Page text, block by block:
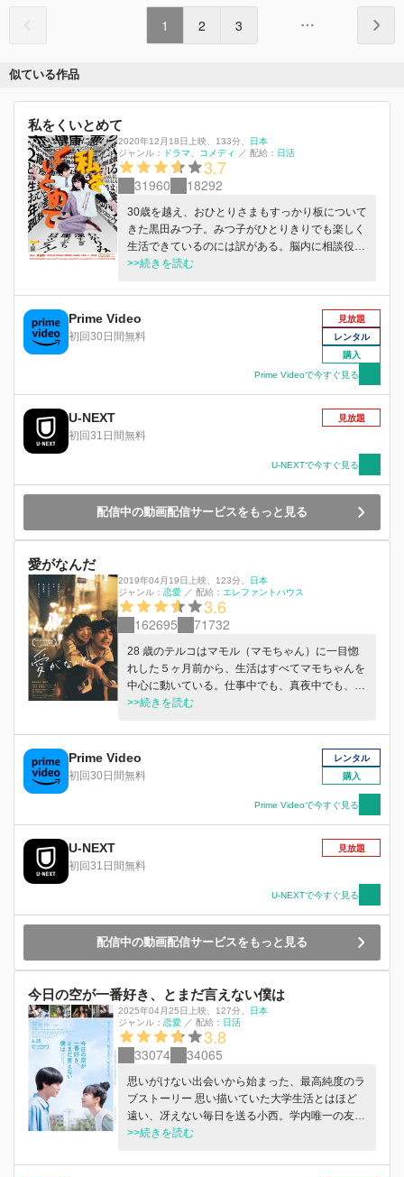
1 2 3
似ている作品
私をくいとめて
2020年12月18日上映 133分
日本
ジャンル：
ドラマ コメディ ／ 配給： 日活
3.7
31960 18292
30歳を越え、おひとりさまもすっかり板について
きた黒田みつ子。みつ子がひとりきりでも楽しく
生活できているのには訳がある。脳内に相談役
「A」がいるのだ。人間関係や身の振り方に迷っ
ンサーをくれる。「A」と一緒に平和なおひとり
さまライフがずっと続くと思っていたそんなある
日、みつ子は年下の営業マン多田くんに恋をして
しまう。きっと多田くんと自分は両思いだと信じ
て、ひとりの生活に慣れきってしまったみつ子は
20代の頃のように勇敢になれない自分に戸惑いな
>>続きを読む
Prime Video
初回30日間無料
見放題
レンタル
購入
Prime Videoで今すぐ見る
U-NEXT
初回31日間無料
見放題
U-NEXTで今すぐ見る
配信中の動画配信サービスをもっと見る
愛がなんだ
2019年04月19日上映 123分
日本
ジャンル： 恋愛 ／ 配給： エレファントハウス
3.6
162695 71732
28 歳のテルコはマモル（マモちゃん）に一目惚
れした５ヶ月前から、生活はすべてマモちゃんを
中心に動いている。仕事中でも、真夜中でも、マ
モちゃんからの電話が常に最優先。仕事を失いか
んがいてくれるならテルコはこの上なく幸せなの
だ。けれど、マモちゃんにとっては、テルコはた
だ都合のいい女でしかなかった。マモちゃんは、
さっきまで機嫌良く笑っていたのに、ちょっと踏
み込もうとすると、突然拒絶する。今の関係を保
つことに必死なテルコは自分からは一切連絡をし
ないし、決して「好き」とは伝えられない。 あ
る日、朝方まで飲んでマモちゃん家にお泊まりし
たことから、２人は急接近。恋人に昇格できる！
と有頂天になったテルコは、頼まれてもいないの
に家事やお世話に勤しみ、その結果、マモちゃん
からの連絡が突然途絶えてしまう…。 それから
３ヶ月が経ったころ、マモちゃんからひょっこり
電話がかかってくる。会いにいくと、マモちゃん
>>続きを読む
Prime Video
初回30日間無料
レンタル
購入
Prime Videoで今すぐ見る
U-NEXT
初回31日間無料
見放題
U-NEXTで今すぐ見る
配信中の動画配信サービスをもっと見る
今日の空が一番好き、とまだ言えない僕は
2025年04月25日上映 127分
日本
ジャンル： 恋愛 ／ 配給： 日活
3.8
33074 34065
思いがけない出会いから始まった、最⾼純度のラ
ブストーリー 思い描いていた⼤学⽣活とはほど
遠い、冴えない毎⽇を送る⼩⻄。学内唯⼀の友
⼈・⼭根や銭湯のバイト仲間・さっちゃんとは、
終わり、お団⼦頭の桜⽥の凛々しい姿に⽬を奪わ
>>続きを読む